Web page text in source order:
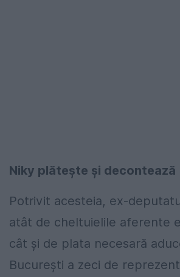
Niky plăteşte şi decontează
Potrivit acesteia, ex-
atât de cheltuielile aferente
cât şi de plata necesară
Bucureşti a zeci de